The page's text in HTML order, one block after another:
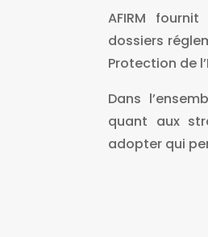
AFIRM
dossiers
Protection de
Dans
quant aux
adopter qui